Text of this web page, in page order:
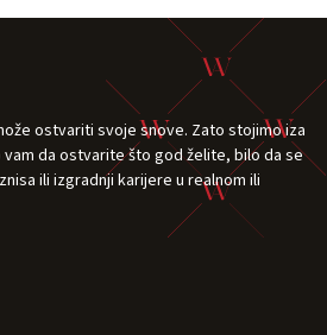
ostvariti svoje snove. Zato stojimo iza
vam da ostvarite što god želite, bilo da se
ili izgradnji karijere u realnom ili